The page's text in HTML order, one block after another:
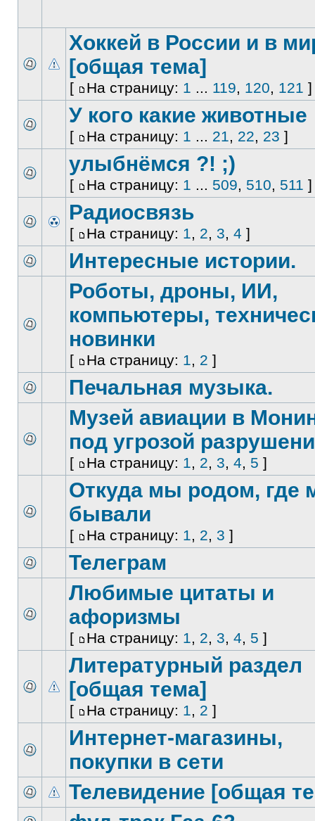
Хоккей в России и в
[общая тема]
[ На страницу: 1 ... 119, 120, 121 ]
У кого какие животные
[ На страницу: 1 ... 21, 22, 23 ]
улыбнёмся ?! ;)
[ На страницу: 1 ... 509, 510, 511 ]
Радиосвязь
[ На страницу: 1, 2, 3, 4 ]
Интересные истории.
Роботы, дроны, ИИ,
компьютеры,
новинки
[ На страницу: 1, 2 ]
Печальная музыка.
Музей авиации в
под угрозой
[ На страницу: 1, 2, 3, 4, 5 ]
Откуда мы родом, где
бывали
[ На страницу: 1, 2, 3 ]
Телеграм
Любимые цитаты и
афоризмы
[ На страницу: 1, 2, 3, 4, 5 ]
Литературный раздел
[общая тема]
[ На страницу: 1, 2 ]
Интернет-магазины,
покупки в сети
Телевидение [общая